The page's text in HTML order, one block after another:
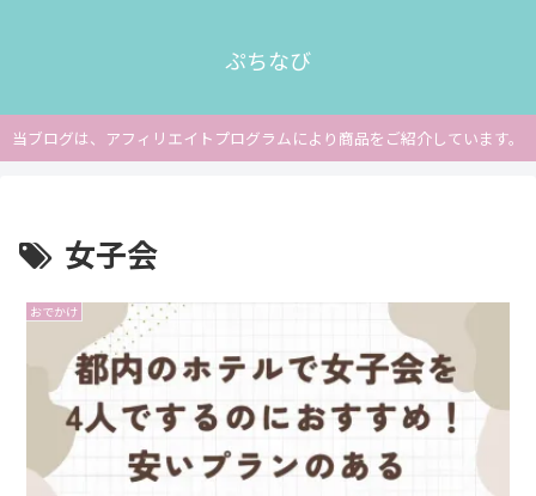
ぷちなび
当ブログは、アフィリエイトプログラムにより商品をご紹介しています。
女子会
おでかけ